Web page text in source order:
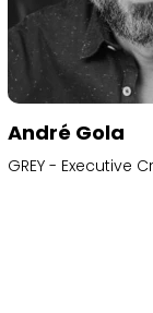
André Gola
GREY - Executive